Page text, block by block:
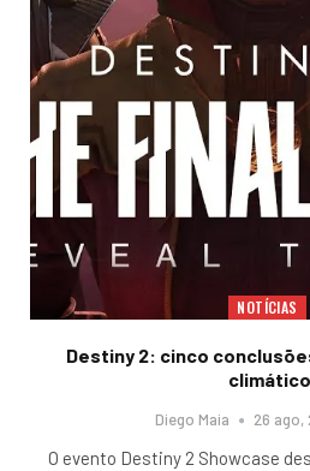
NOTÍCIAS
Destiny 2: cinco
climático
Diego Maia 26 ago,
O evento Destiny 2 Showcase